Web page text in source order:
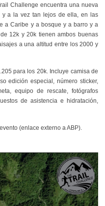
Challenge encuentra una nueva
y a la vez tan lejos de ella, en las
a Caribe y a bosque y a barro y a
12k y 20k tienen ambos buenas
a una altitud entre los 2000 y
para los 20k. Incluye camisa de
edición especial, número sticker,
equipo de rescate, fotógrafos
de asistencia e hidratación,
(enlace externo a ABP).